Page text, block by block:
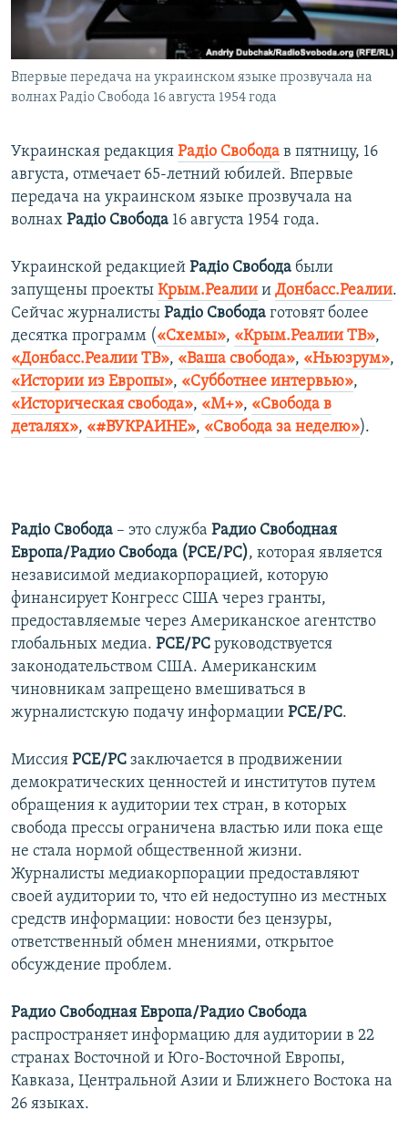
ПОБЕДИТЕЛЕЙ НЕ СУДЯТ?
КРЫМ.НЕПОКОРЕННЫЙ
ELIFBE
ПРИСОЕДИНЯЙТЕСЬ!
Впервые передача на украинском языке прозвучала на
волнах Радіо Свобода 16 августа 1954 года
Украинская редакция Радіо Свобода в пятницу, 16
августа, отмечает 65-летний юбилей. Впервые
передача на украинском языке прозвучала на
волнах Радіо Свобода 16 августа 1954 года.
Украинской редакцией Радіо Свобода были
запущены проекты Крым.Реалии и Донбасс.Реалии.
Сейчас журналисты Радіо Свобода готовят более
десятка программ («Схемы», «Крым.Реалии ТВ»,
«Донбасс.Реалии ТВ», «Ваша свобода», «Ньюзрум»,
«Истории из Европы», «Субботнее интервью»,
«Историческая свобода», «М+», «Свобода в
деталях», «#ВУКРАИНЕ», «Свобода за неделю»).
Радіо Свобода – это служба Радио Свободная
Европа/Радио Свобода (РСЕ/РС), которая является
независимой медиакорпорацией, которую
финансирует Конгресс США через гранты,
предоставляемые через Американское агентство
глобальных медиа. РСЕ/РС руководствуется
законодательством США. Американским
чиновникам запрещено вмешиваться в
журналистскую подачу информации РСЕ/РС.
Миссия РСЕ/РС заключается в продвижении
демократических ценностей и институтов путем
обращения к аудитории тех стран, в которых
свобода прессы ограничена властью или пока еще
не стала нормой общественной жизни.
Журналисты медиакорпорации предоставляют
своей аудитории то, что ей недоступно из местных
средств информации: новости без цензуры,
ответственный обмен мнениями, открытое
обсуждение проблем.
Радио Свободная Европа/Радио Свобода
распространяет информацию для аудитории в 22
странах Восточной и Юго-Восточной Европы,
Кавказа, Центральной Азии и Ближнего Востока на
26 языках.